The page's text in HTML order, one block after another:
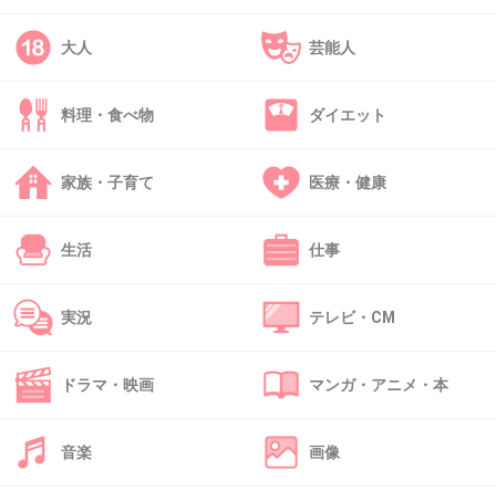
帰り道が後楽園～ラクーアでお買い物中についボッーとア
のかなぁ～？
Ｗデートで来ている中高生位を見て、若いなー
青春だなーとひっそり思う。
44. 匿名
大人 芸能人
料理・食べ物 ダイエット
家族・子育て 医療・健康
生活 仕事
実況 テレビ・CM
ドラマ・映画 マンガ・アニメ・本
音楽 画像